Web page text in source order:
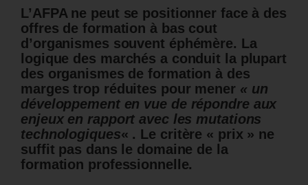
L’AFPA ne peut se positionner face à des
offres de formation à bas cout
d’organismes souvent éphémère. La
logique des marchés a conduit la plupart
des organismes de formation à des
marges trop réduites pour mener « un
développement en vue de répondre aux
enjeux en rapport avec les mutations
technologiques« . Le critère « prix » ne
suffit pas dans le domaine de la
formation professionnelle.